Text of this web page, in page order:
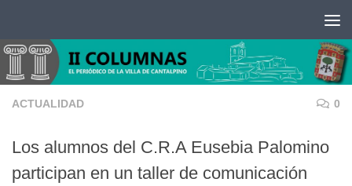
ACTUALIDAD 0
Los alumnos del C.R.A Eusebia Palomino
participan en un taller de comunicación